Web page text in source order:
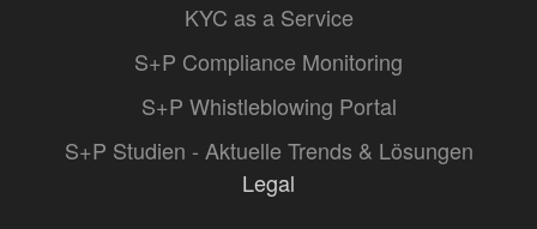
KYC as a Service
S+P Compliance Monitoring
S+P Whistleblowing Portal
S+P Studien - Aktuelle Trends & Lösungen
Legal